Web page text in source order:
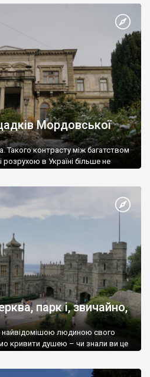
Мордовської
Такого контрасту між багатством
розрухою в Україні більше не
парк і, звичайно,
найвідомішою людиною свого
кривити душею – чи знали ви це